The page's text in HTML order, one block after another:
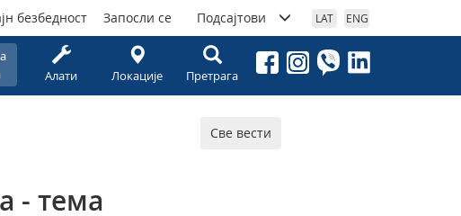
Алати Локације Претрага
безбедност Запосли се Подсајтови LAT ENG
Све вести
- тема